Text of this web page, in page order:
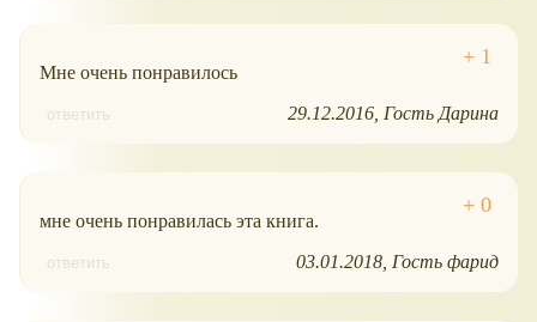
Мне очень понравилось
ответить 29.12.2016 Гость Дарина
мне очень понравилась эта книга.
ответить 03.01.2018 Гость фарид